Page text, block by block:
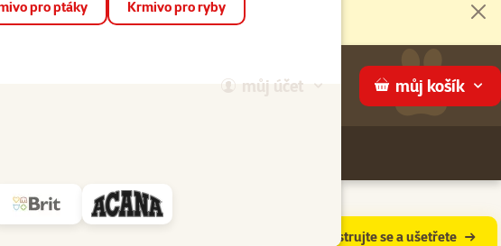
můj účet můj košík
pro ptáky Krmivo pro ryby
100% záruka chutnosti
Registrujte se a ušetřete